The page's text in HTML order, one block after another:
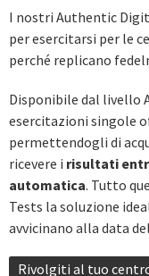
I nostri Authentic
per esercitarsi per le
perché replicano
Disponibile dal livello
esercitazioni singole
permettendogli di
ricevere i risultati
automatica. Tutto
Tests la soluzione
avvicinano alla data
Rivolgiti al tuo